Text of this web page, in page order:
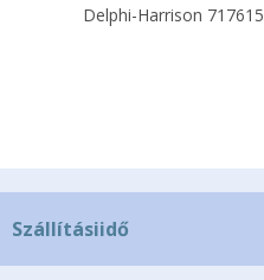
Delphi-Harrison 717615
Szállításiidő